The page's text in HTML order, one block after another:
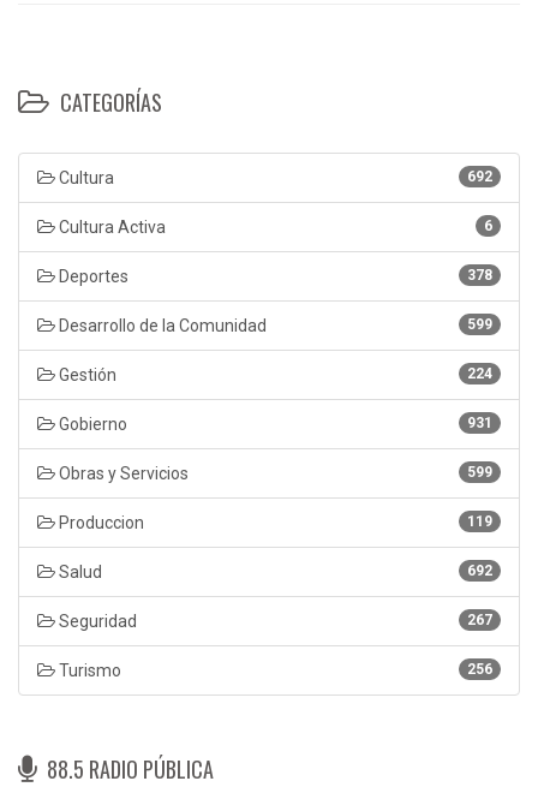
CATEGORÍAS
692
Cultura
6
Cultura Activa
378
Deportes
599
Desarrollo de la Comunidad
224
Gestión
931
Gobierno
599
Obras y Servicios
119
Produccion
692
Salud
267
Seguridad
256
Turismo
88.5 RADIO PÚBLICA